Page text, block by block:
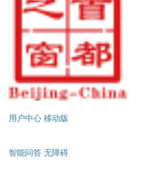
用户中心 移动版
智能问答 无障碍